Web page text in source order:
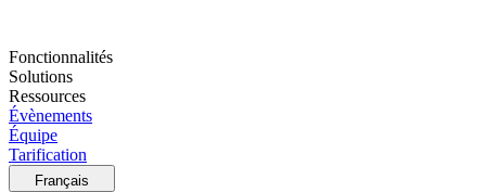
Fonctionnalités
Solutions
Ressources
Évènements
Équipe
Tarification
Français